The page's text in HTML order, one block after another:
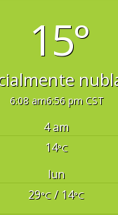
15°
6:08 am6:56 pm CST
4 am
14°C
lun
29°C / 14°C